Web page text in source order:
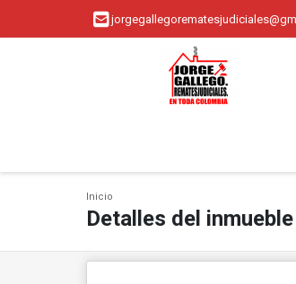
Inicio
Detalles del inmueble